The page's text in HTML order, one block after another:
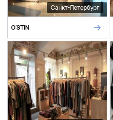
Санкт-Петербург
O'STIN